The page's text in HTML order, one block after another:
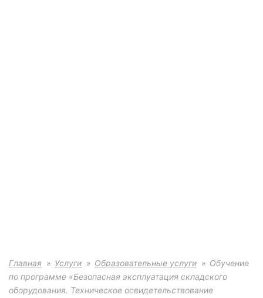
Главная Услуги Образовательные услуги
Обучение
по программе «Безопасная эксплуатация складского
оборудования. Техническое освидетельствование